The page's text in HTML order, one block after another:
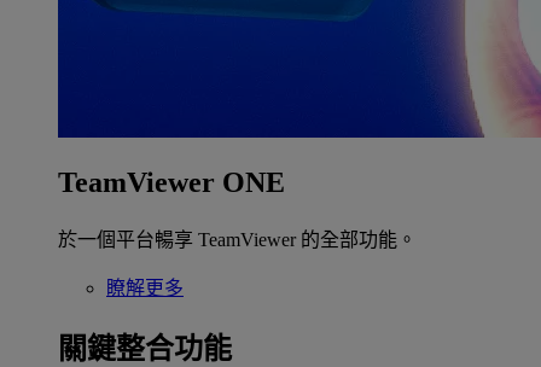
TeamViewer ONE
於一個平台暢享 TeamViewer 的全部功能。
瞭解更多
關鍵整合功能